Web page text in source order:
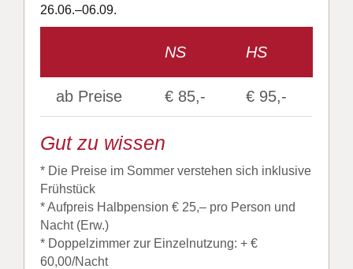
26.06.–06.09.
NS HS
ab Preise € 85,- € 95,-
Gut zu wissen
* Die Preise im Sommer verstehen sich inklusive
Frühstück
* Aufpreis Halbpension € 25,– pro Person und
Nacht (Erw.)
* Doppelzimmer zur Einzelnutzung: + €
60,00/Nacht